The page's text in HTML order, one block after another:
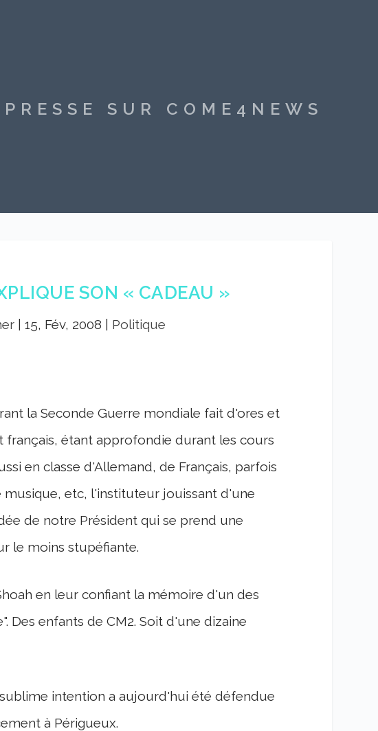
SUR COME4NEWS
SON « CADEAU »
| 15, Fév, 2008 Politique
la Seconde Guerre mondiale fait d'ores et
étant approfondie durant les cours
en classe d'Allemand, de Français, parfois
etc, l'instituteur jouissant d'une
de notre Président qui se prend une
le moins stupéfiante.
en leur confiant la mémoire d'un des
Des enfants de CM2. Soit d'une dizaine
intention a aujourd'hui été défendue
à Périgueux.